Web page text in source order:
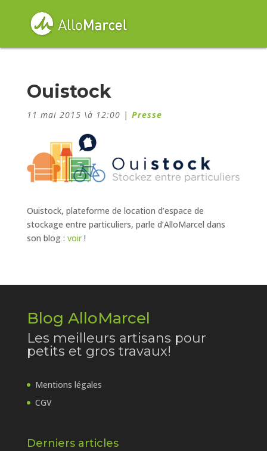
Ouistock
11 mai 2015 \à 12:00 | Presse
Ouistock, plateforme de location d’espace de
stockage entre particuliers, parle d’AlloMarcel dans
son blog : voir!
Blog AlloMarcel
Les meilleurs artisans pour
petits et gros travaux!
Mentions légales
CGV
Derniers articles